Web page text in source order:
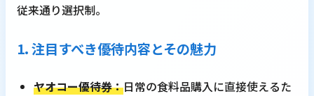
従来通り選択制。
1. 注目すべき優待内容とその魅力
ヤオコー優待券：日常の食料品購入に直接使えるた